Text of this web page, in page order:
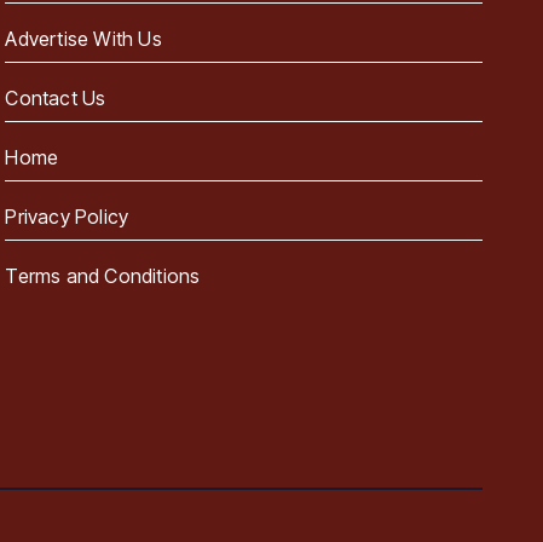
Advertise With Us
Contact Us
Home
Privacy Policy
Terms and Conditions